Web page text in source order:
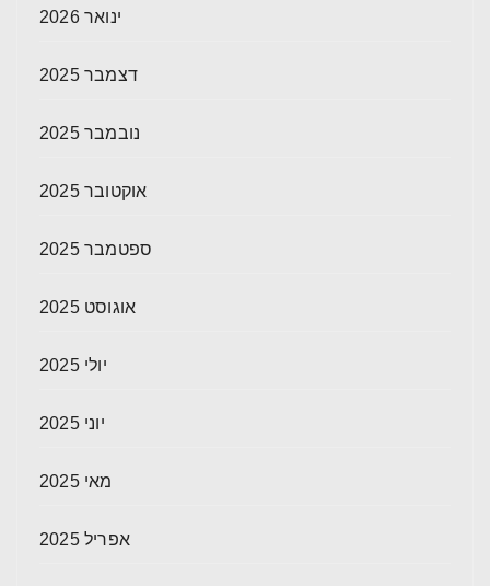
ינואר 2026
דצמבר 2025
נובמבר 2025
אוקטובר 2025
ספטמבר 2025
אוגוסט 2025
יולי 2025
יוני 2025
מאי 2025
אפריל 2025